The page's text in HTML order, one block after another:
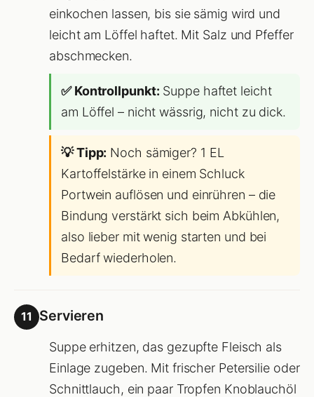
einkochen lassen, bis sie sämig wird und
leicht am Löffel haftet. Mit Salz und Pfeffer
abschmecken.
✅ Kontrollpunkt: Suppe haftet leicht
am Löffel – nicht wässrig, nicht zu dick.
💡 Tipp: Noch sämiger? 1 EL
Kartoffelstärke in einem Schluck
Portwein auflösen und einrühren – die
Bindung verstärkt sich beim Abkühlen,
also lieber mit wenig starten und bei
Bedarf wiederholen.
11 Servieren
Suppe erhitzen, das gezupfte Fleisch als
Einlage zugeben. Mit frischer Petersilie oder
Schnittlauch, ein paar Tropfen Knoblauchöl